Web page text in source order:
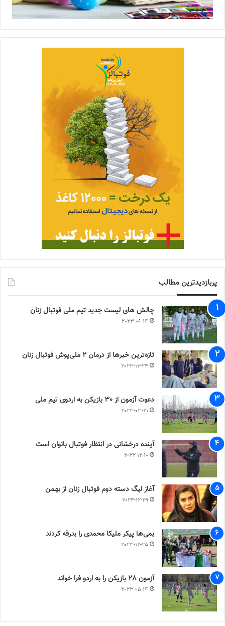
پربازدیدترین مطالب
چالش هاى ليست جدید تيم ملى فوتبال زنان
2023-06-14
تازه‌ترین خبرها از درمان ۲ ملی‌پوش فوتبال زنان
2023-12-24
دعوت آزمون از 30 بازیکن به اردوی تیم ملی
2023-03-21
آینده درخشانی در انتظار فوتبال بانوان است
2022-12-10
آغاز لیگ دسته دوم فوتبال زنان از بهمن
2024-12-29
بمی‌ها پیکر ملیکا محمدی را بدرقه کردند
2023-12-25
آزمون 28 بازیکن را به اردو فرا خواند
2023-05-14